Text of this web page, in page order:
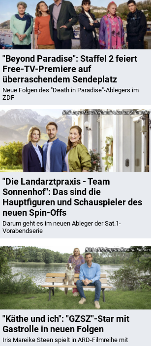
"Beyond Paradise": Staffel 2 feiert
Free-TV-Premiere auf
überraschendem Sendeplatz
Neue Folgen des "Death in Paradise"-Ablegers im
ZDF
Joyn/Marc Rehbeck/Joshua Schneider
"Die Landarztpraxis - Team
Sonnenhof": Das sind die
Hauptfiguren und Schauspieler des
neuen Spin-Offs
Darum geht es im neuen Ableger der Sat.1-
Vorabendserie
ARD Degeto/Bavaria Fiction
"Käthe und ich": "GZSZ"-Star mit
Gastrolle in neuen Folgen
Iris Mareike Steen spielt in ARD-Filmreihe mit